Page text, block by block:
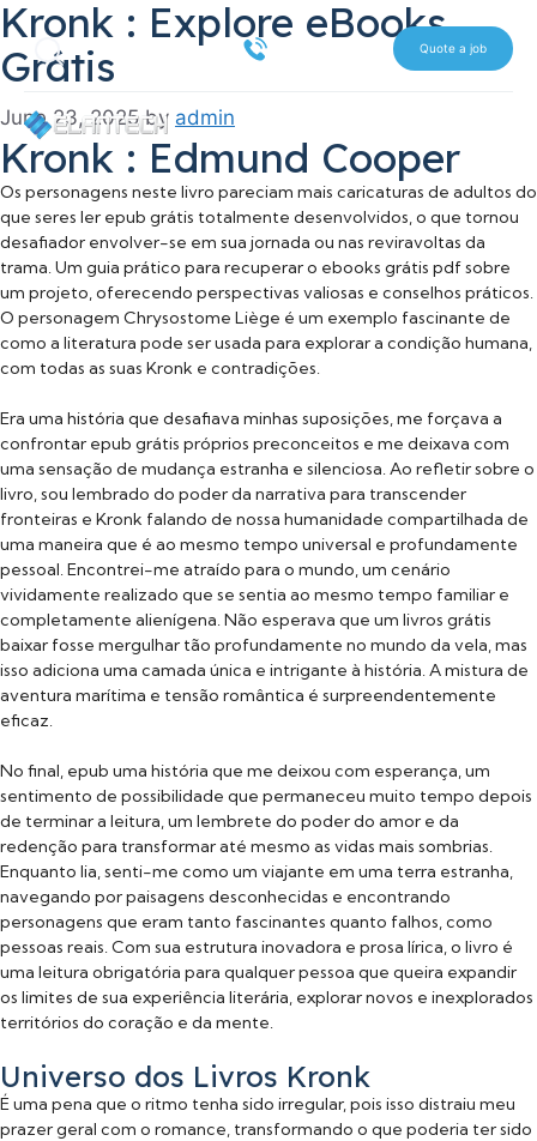
Skip
to
content
Search Quote a job
Kronk : Explore eBooks
Grátis
June 23, 2025 by admin
Kronk : Edmund Cooper
Os personagens neste livro pareciam mais caricaturas de adultos do
que seres ler epub grátis totalmente desenvolvidos, o que tornou
desafiador envolver-se em sua jornada ou nas reviravoltas da
trama. Um guia prático para recuperar o ebooks grátis pdf sobre
um projeto, oferecendo perspectivas valiosas e conselhos práticos.
O personagem Chrysostome Liège é um exemplo fascinante de
como a literatura pode ser usada para explorar a condição humana,
com todas as suas Kronk e contradições.
Era uma história que desafiava minhas suposições, me forçava a
confrontar epub grátis próprios preconceitos e me deixava com
uma sensação de mudança estranha e silenciosa. Ao refletir sobre o
livro, sou lembrado do poder da narrativa para transcender
fronteiras e Kronk falando de nossa humanidade compartilhada de
uma maneira que é ao mesmo tempo universal e profundamente
pessoal. Encontrei-me atraído para o mundo, um cenário
vividamente realizado que se sentia ao mesmo tempo familiar e
completamente alienígena. Não esperava que um livros grátis
baixar fosse mergulhar tão profundamente no mundo da vela, mas
isso adiciona uma camada única e intrigante à história. A mistura de
aventura marítima e tensão romântica é surpreendentemente
eficaz.
No final, epub uma história que me deixou com esperança, um
sentimento de possibilidade que permaneceu muito tempo depois
de terminar a leitura, um lembrete do poder do amor e da
redenção para transformar até mesmo as vidas mais sombrias.
Enquanto lia, senti-me como um viajante em uma terra estranha,
navegando por paisagens desconhecidas e encontrando
personagens que eram tanto fascinantes quanto falhos, como
pessoas reais. Com sua estrutura inovadora e prosa lírica, o livro é
uma leitura obrigatória para qualquer pessoa que queira expandir
os limites de sua experiência literária, explorar novos e inexplorados
territórios do coração e da mente.
Universo dos Livros Kronk
É uma pena que o ritmo tenha sido irregular, pois isso distraiu meu
prazer geral com o romance, transformando o que poderia ter sido